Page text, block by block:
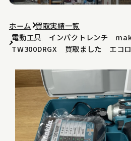
ホーム 買取実績一覧
電動工具 インパクトレンチ
TW300DRGX 買取ました エコロ